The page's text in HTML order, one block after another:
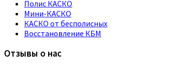
Полис КАСКО
Мини-КАСКО
КАСКО от бесполисных
Восстановление КБМ
Отзывы о нас